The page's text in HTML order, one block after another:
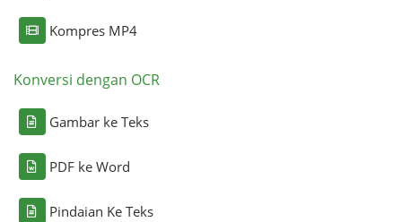
Kompres MP4
Konversi dengan OCR
Gambar ke Teks
PDF ke Word
Pindaian Ke Teks